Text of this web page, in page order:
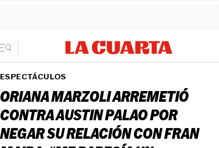
ESPECTÁCULOS
ORIANA MARZOLI ARREMETIÓ
CONTRA AUSTIN PALAO POR
NEGAR SU RELACIÓN CON FRAN